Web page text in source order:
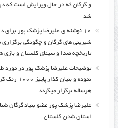
و گرگان که در حال ویرایش است که
شد
۱۰ نوشته ی علیرضا پزشک پور برای
شیرینی های گرگان و چگونگی برگزاری
تاریخچه صدا و سیمای گلستان و بازی
نموده و
هرساله برگزار میگردد
علیرضا پزشک پور عضو بنیاد گرگان
استان شدن گلستان